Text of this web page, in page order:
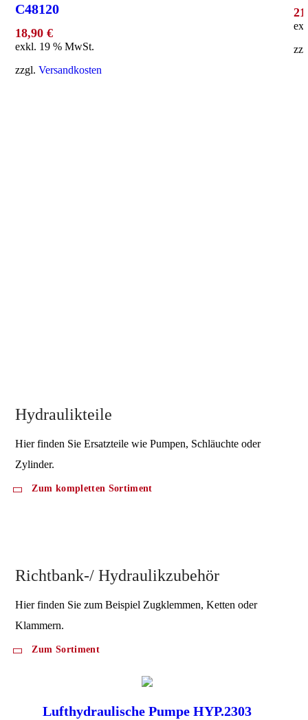
C48120
18,90€
exkl. 19 % MwSt.
zzgl.Versandkosten
Hydraulikteile
Hier finden Sie Ersatzteile wie Pumpen, Schläuchte oder
Zylinder.
Zum kompletten Sortiment
Richtbank-/ Hydraulikzubehör
Hier finden Sie zum Beispiel Zugklemmen, Ketten oder
Klammern.
Zum Sortiment
Lufthydraulische Pumpe HYP.2303